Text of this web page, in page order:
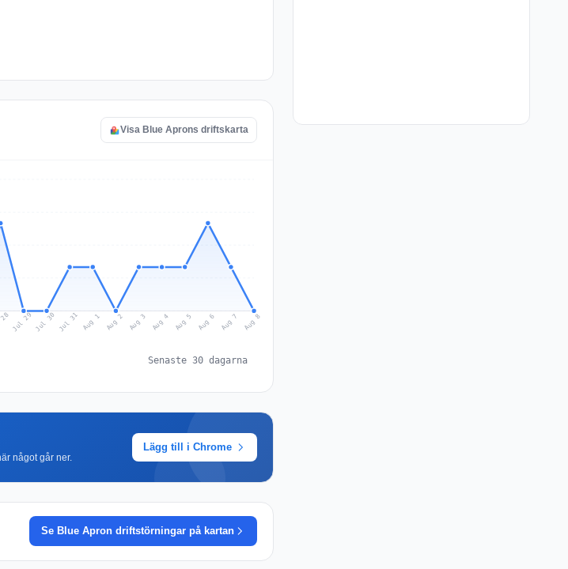
Visa Blue Aprons driftskarta
Jul 29 Jul 30 Jul 31 Aug 1 Aug 2 Aug 3 Aug 4 Aug 5 Aug 6 Aug 7 Aug 8
Senaste 30 dagarna
något går ner.
Lägg till i Chrome
Se Blue Apron driftstörningar på kartan